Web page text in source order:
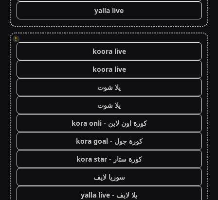
yalla live
!
koora live
koora live
يلا شوت
يلا شوت
كورة اون لاين - kora onli
كورة جول - kora goal
كورة ستار - kora star
سوريا لايف
يلا لايف - yalla live